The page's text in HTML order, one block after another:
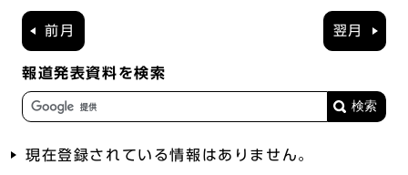
前月 翌月
報道発表資料を検索
現在登録されている情報はありません。